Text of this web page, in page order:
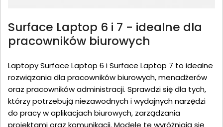
Surface Laptop 6 i 7 - idealne dla
pracowników biurowych
Laptopy Surface Laptop 6 i Surface Laptop 7 to idealne
rozwiązania dla pracowników biurowych, menadżerów
oraz pracowników administracji. Sprawdzi się dla tych,
którzy potrzebują niezawodnych i wydajnych narzędzi
do pracy w aplikacjach biurowych, zarządzania
projektami oraz komunikacji. Modele te wyróżniają się